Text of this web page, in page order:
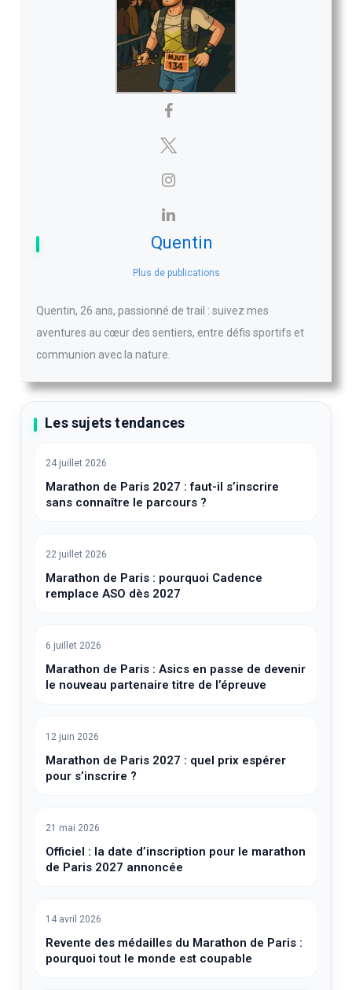
Quentin
Plus de publications
Quentin, 26 ans, passionné de trail : suivez mes
aventures au cœur des sentiers, entre défis sportifs et
communion avec la nature.
Les sujets tendances
24 juillet 2026
Marathon de Paris 2027 : faut-il s’inscrire
sans connaître le parcours ?
22 juillet 2026
Marathon de Paris : pourquoi Cadence
remplace ASO dès 2027
6 juillet 2026
Marathon de Paris : Asics en passe de devenir
le nouveau partenaire titre de l’épreuve
12 juin 2026
Marathon de Paris 2027 : quel prix espérer
pour s’inscrire ?
21 mai 2026
Officiel : la date d’inscription pour le marathon
de Paris 2027 annoncée
14 avril 2026
Revente des médailles du Marathon de Paris :
pourquoi tout le monde est coupable